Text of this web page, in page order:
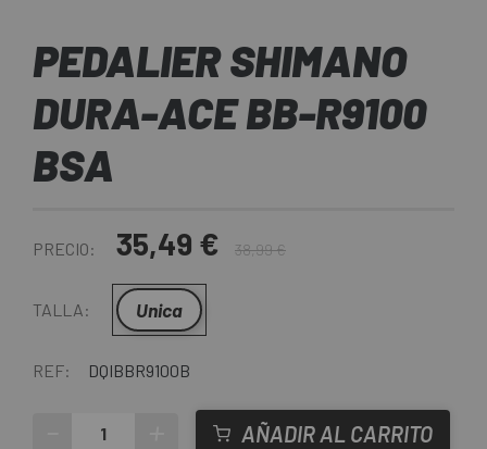
PEDALIER SHIMANO
DURA-ACE BB-R9100
BSA
PRECIO: 35,49 € 38,99 €
TALLA: Unica
REF: DQIBBR9100B
AÑADIR AL CARRITO